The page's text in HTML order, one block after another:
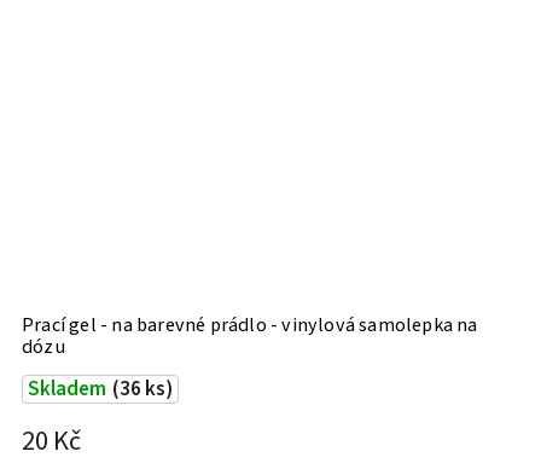
Prací gel - na barevné prádlo - vinylová samolepka na
dózu
Skladem (36 ks)
20 Kč